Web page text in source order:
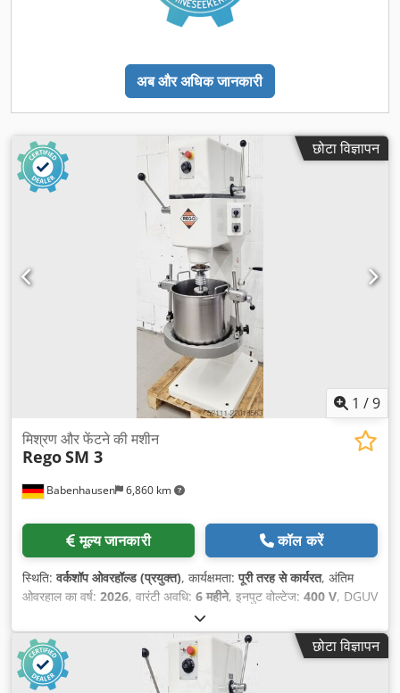
अब और अधिक जानकारी
छोटा विज्ञापन
1 /9
Babenhausen 6,860 km
मिश्रण और फेंटने की मशीन
RegoSM 3
मूल्य जानकारी कॉल करें
स्थिति:वर्कशॉप ओवरहॉल्ड (प्रयुक्त), कार्यक्षमता:पूरी तरह से कार्यरत, अंतिम
ओवरहाल का वर्ष: 2026, वारंटी अवधि: 6 महीने, इनपुट वोल्टेज: 400 V, DGUV
, कुल लंबाई:
किग्रा, कुल चौड़ाई:690 मिमी, कुल ऊँचाई:1,560 मिमी, इलेक्ट्रिकल फ्यूज:16
A, इनपुट आवृत्ति: , खाली वजन: 285 किग्रा छोटा विज्ञापन